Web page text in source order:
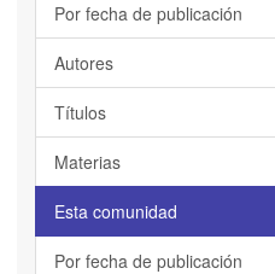
Por fecha de publicación
Autores
Títulos
Materias
Esta comunidad
Por fecha de publicación